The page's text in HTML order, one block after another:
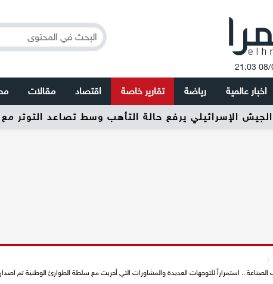
اخبار عالمية رياضة تقارير خاصة اقتصاد مقالات
الجيش الإسرائيلي يرفع حالة التأهب وسط تصاعد التوتر مع
/
.. استمراراً للتوجهات العديدة والمشاورات التي أجريت مع سلطة الطوارئ الوطنية تم اصدار